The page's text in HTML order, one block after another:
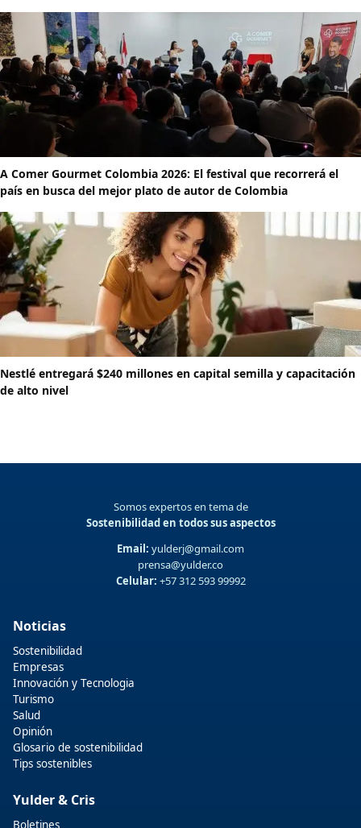
A Comer Gourmet Colombia 2026: El festival que recorrerá el
país en busca del mejor plato de autor de Colombia
Nestlé entregará $240 millones en capital semilla y capacitación
de alto nivel
Somos expertos en tema de
Sostenibilidad en todos sus aspectos
Email: yulderj@gmail.com
prensa@yulder.co
Celular: +57 312 593 99992
Noticias
Sostenibilidad
Empresas
Innovación y Tecnologia
Turismo
Salud
Opinión
Glosario de sostenibilidad
Tips sostenibles
Yulder & Cris